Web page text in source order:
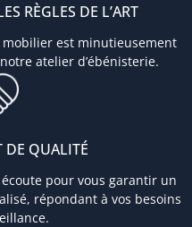
RÈGLES DE L’ART
mobilier est minutieusement
atelier d’ébénisterie.
DE QUALITÉ
pour vous garantir un
répondant à vos besoins